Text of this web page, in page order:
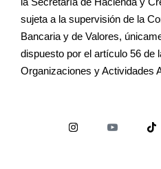
sujeta a la supervisión de la
Bancaria y de Valores,
dispuesto por el artículo 56 de
Organizaciones y Actividades